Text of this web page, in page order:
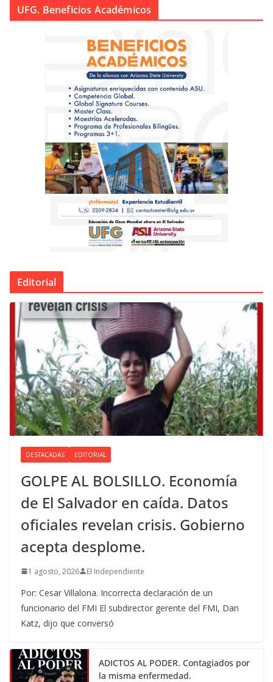
UFG. Beneficios Académicos
Editorial
DESTACADAS EDITORIAL
GOLPE AL BOLSILLO. Economía
de El Salvador en caída. Datos
oficiales revelan crisis. Gobierno
acepta desplome.
1 agosto, 2026 El Independiente
Por: Cesar Villalona. Incorrecta declaración de un
funcionario del FMI El subdirector gerente del FMI, Dan
Katz, dijo que conversó
ADICTOS AL PODER. Contagiados por
la misma enfermedad.